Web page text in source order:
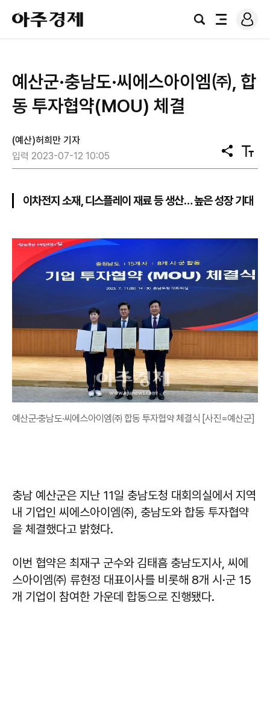
아
주
경
검
전
로
그
예산군·충남도·씨에스아이엠㈜, 합
동 투자협약(MOU) 체결
(예산)허희만 기자
입력 2023-07-12 10:05
공
유
텍
스
기
이차전지 소재, 디스플레이 재료 등 생산… 높은 성장 기대
예산군·충남도·씨에스아이엠㈜ 합동 투자협약 체결식 [사진=예산군]
충남 예산군은 지난 11일 충남도청 대회의실에서 지역
내 기업인 씨에스아이엠㈜, 충남도와 합동 투자협약
을 체결했다고 밝혔다.
이번 협약은 최재구 군수와 김태흠 충남도지사, 씨에
스아이엠㈜ 류현정 대표이사를 비롯해 8개 시·군 15
개 기업이 참여한 가운데 합동으로 진행됐다.